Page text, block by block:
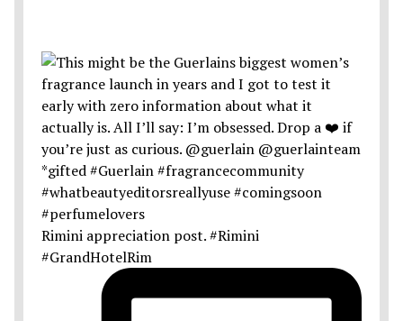
Rimini appreciation post. #Rimini
#GrandHotelRim